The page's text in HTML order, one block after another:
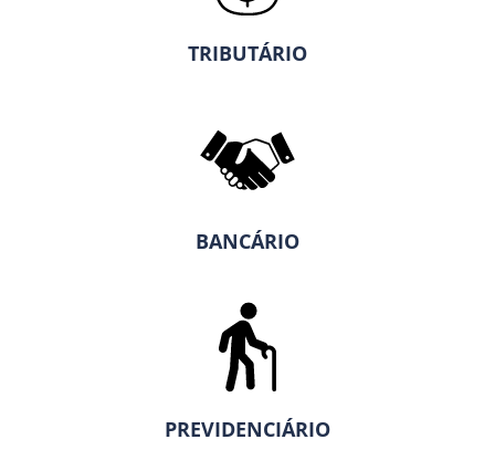
TRIBUTÁRIO
BANCÁRIO
PREVIDENCIÁRIO